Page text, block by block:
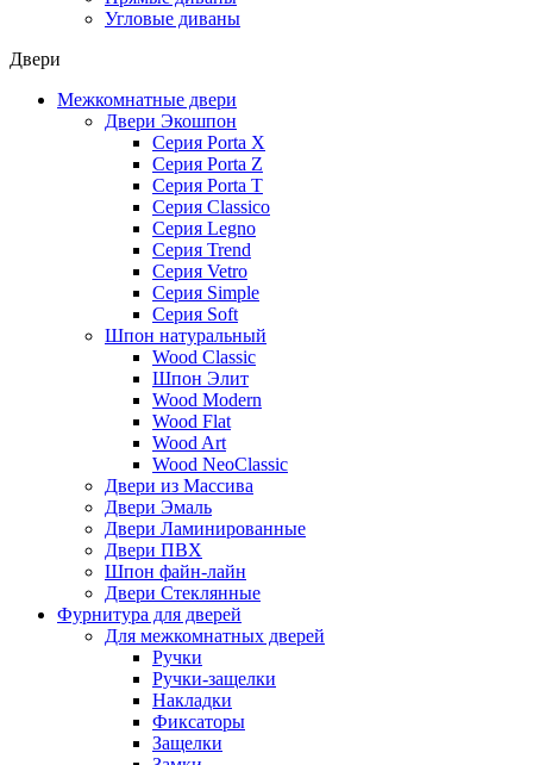
Угловые диваны
Двери
Межкомнатные двери
Двери Экошпон
Серия Porta X
Серия Porta Z
Серия Porta T
Серия Classico
Серия Legno
Серия Trend
Серия Vetro
Серия Simple
Серия Soft
Шпон натуральный
Wood Classic
Шпон Элит
Wood Modern
Wood Flat
Wood Art
Wood NeoClassic
Двери из Массива
Двери Эмаль
Двери Ламинированные
Двери ПВХ
Шпон файн-лайн
Двери Стеклянные
Фурнитура для дверей
Для межкомнатных дверей
Ручки
Ручки-защелки
Накладки
Фиксаторы
Защелки